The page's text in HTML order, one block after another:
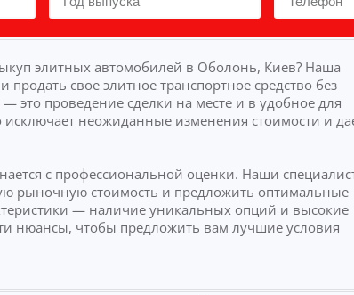
элитных автомобилей в Оболонь, Киев? Наша
свое элитное транспортное средство без
это проведение сделки на месте и в удобное для
неожиданные изменения стоимости и
с профессиональной оценки. Наши
рыночную стоимость и предложить оптимальные
— наличие уникальных опций и высокие
нюансы, чтобы предложить вам лучшие условия